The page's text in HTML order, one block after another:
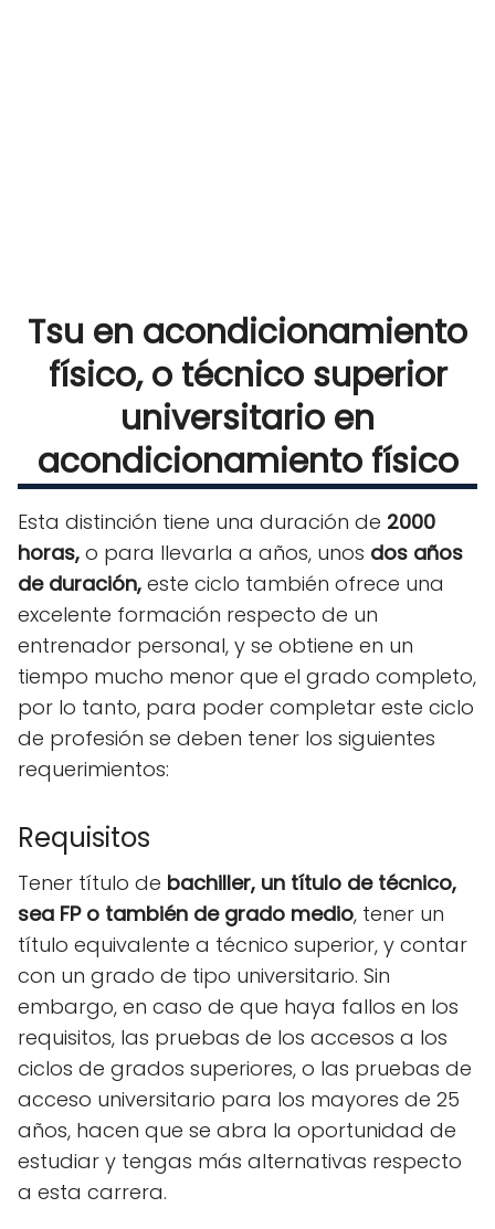
Tsu en acondicionamiento
físico, o técnico superior
universitario en
acondicionamiento físico
Esta distinción tiene una duración de 2000
horas, o para llevarla a años, unos dos años
de duración, este ciclo también ofrece una
excelente formación respecto de un
entrenador personal, y se obtiene en un
tiempo mucho menor que el grado completo,
por lo tanto, para poder completar este ciclo
de profesión se deben tener los siguientes
requerimientos:
Requisitos
Tener título de bachiller, un título de técnico,
sea FP o también de grado medio, tener un
título equivalente a técnico superior, y contar
con un grado de tipo universitario. Sin
embargo, en caso de que haya fallos en los
requisitos, las pruebas de los accesos a los
ciclos de grados superiores, o las pruebas de
acceso universitario para los mayores de 25
años, hacen que se abra la oportunidad de
estudiar y tengas más alternativas respecto
a esta carrera.